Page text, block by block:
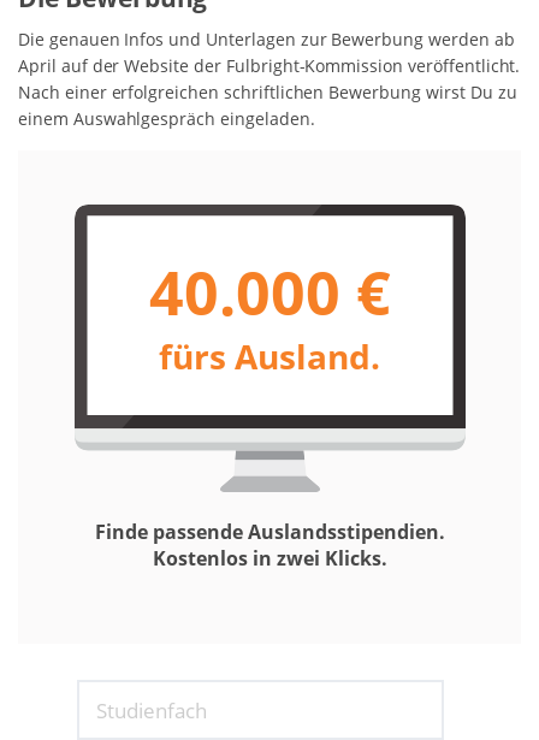
Die genauen Infos und Unterlagen zur Bewerbung werden ab
April auf der Website der Fulbright-Kommission veröffentlicht.
Nach einer erfolgreichen schriftlichen Bewerbung wirst Du zu
einem Auswahlgespräch eingeladen.
40.000 €
fürs Ausland.
Finde passende Auslandsstipendien.
Kostenlos in zwei Klicks.
Studienfach